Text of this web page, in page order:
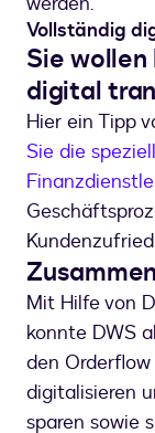
Vollständig
Sie
digital
Hier ein Tipp
Sie die
Mit Hilfe von
konnte DWS
den
digitalisieren
sparen sowie